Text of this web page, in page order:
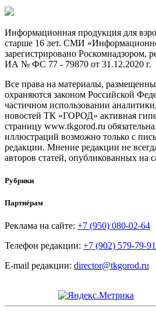
Информационная продукция для
старше 16 лет. СМИ
зарегистрировано Роскомнадзором,
ИА № ФС 77 - 79870 от 31.12.2020 г.
Все права на материалы,
охраняются законом Российской
частичном использовании
новостей ТК «ГОРОД» активная
страницу www.tkgorod.ru
иллюстраций возможно только с
редакции. Мнение редакции не
авторов статей, опубликованных на
Рубрики
Партнёрам
Реклама на сайте: +7 (950) 080-02-64
Телефон редакции: +7 (902) 579-79-91
E-mail редакции: director@tkgorod.ru